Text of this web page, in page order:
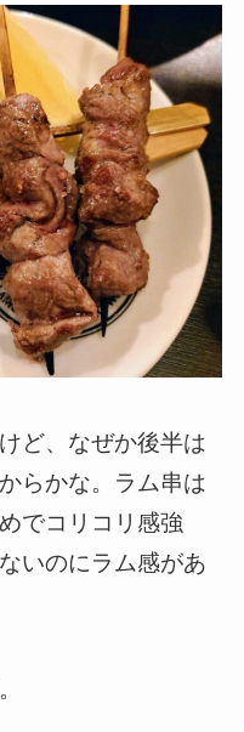
ど、なぜか後半は
らかな。ラム串は
でコリコリ感強
いのにラム感があ